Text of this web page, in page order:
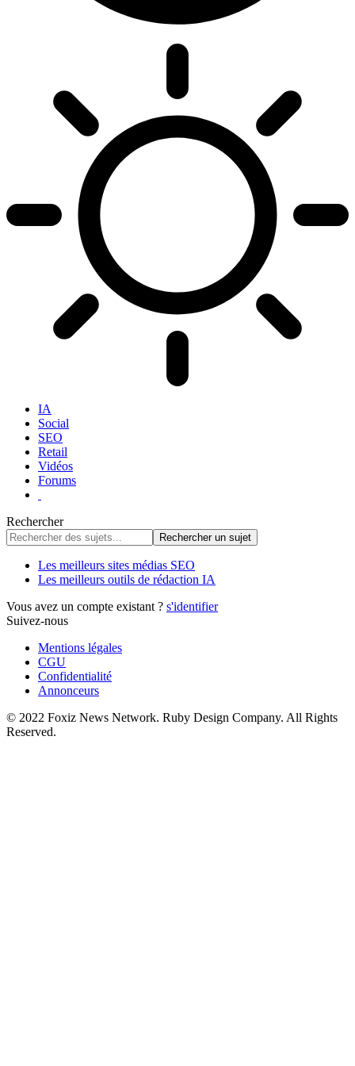
IA
Social
SEO
Retail
Vidéos
Forums
Rechercher
Les meilleurs sites médias SEO
Les meilleurs outils de rédaction IA
Vous avez un compte existant ? s'identifier
Suivez-nous
Mentions légales
CGU
Confidentialité
Annonceurs
© 2022 Foxiz News Network. Ruby Design Company. All Rights
Reserved.